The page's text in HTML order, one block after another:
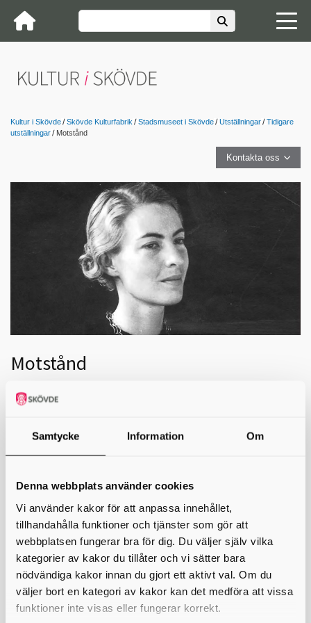
Samtycke Information Om
Denna webbplats använder cookies
Vi använder kakor för att anpassa innehållet,
tillhandahålla funktioner och tjänster som gör att
webbplatsen fungerar bra för dig. Du väljer själv vilka
kategorier av kakor du tillåter och vi sätter bara
nödvändiga kakor innan du gjort ett aktivt val. Om du
väljer bort en kategori av kakor kan det medföra att vissa
funktioner inte visas eller fungerar korrekt.
Kultur i Skövde Skövde Kulturfabrik Stadsmuseet i Skövde Utställningar
Tidigare
utställningar
Motstånd
Kontakta oss
Motstånd
Den 27 januari uppmärksammas Förintelsens minnesdag
över hela världen. Med anledning av detta visar
producerad av Forum för levande historia.
Utställningen handlar om enskilda personer som stod emot, som
Dessa människor kom från olika samhällsskikt med olika religiösa och
politiska uppfattningar, och alla gjorde de motstånd på sitt eget
sätt.
Alla motståndshandlingar räknades. Även de små stegen, bemötande
och medkänsla, ordval och blickar, kunde göra skillnad.
På bilden ovan ser vi Ella Lingens som tillsammans med sin man Kurt
gömmer judar i sitt hem och hjälper dem fly under kriget. För att få
veta mer om henne och andra som satte upp motstånd under kriget,
se bildespelet nedan.